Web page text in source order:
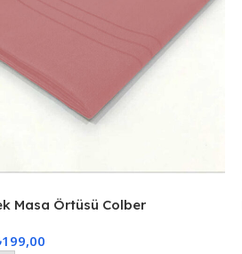
Masa Örtüsü Colber
199,00